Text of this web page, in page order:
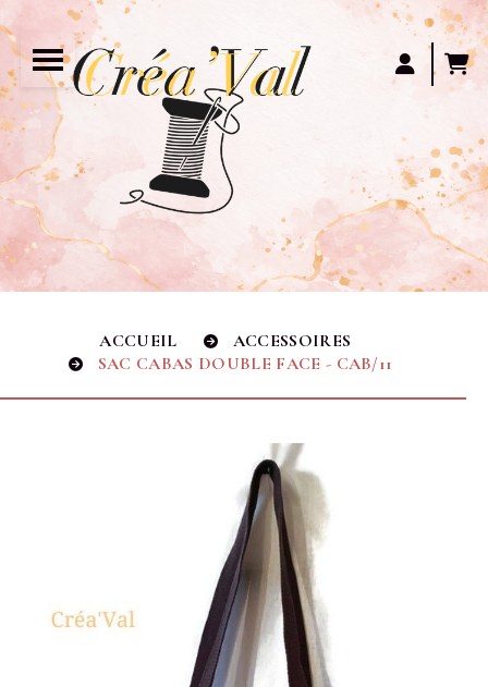
ACCUEIL
ACCESSOIRES
SAC CABAS DOUBLE FACE - CAB/11
Panneau de gestion des cookies